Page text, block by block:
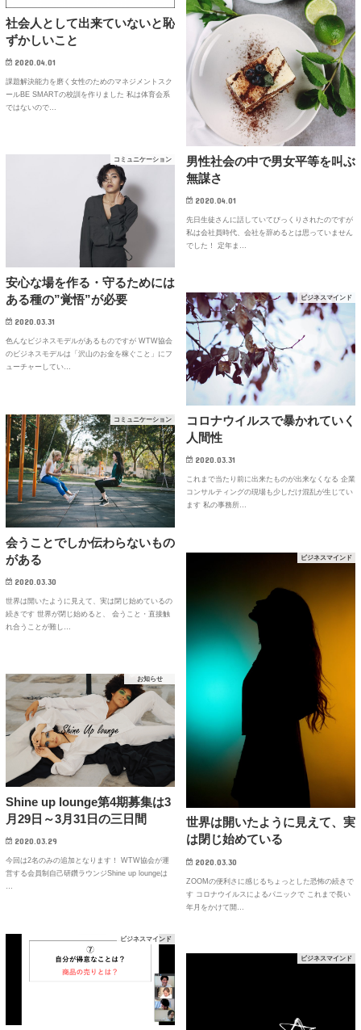
男性社会の中で男女平等を叫ぶ
無謀さ
2020.04.01
先日生徒さんに話していてびっくりされたのですが
私は会社員時代、会社を辞めるとは思っていません
でした！ 定年ま…
社会人として出来ていないと恥
ずかしいこと
2020.04.01
課題解決能力を磨く女性のためのマネジメントスク
ールBE SMARTの校訓を作りました 私は体育会系
ではないので…
コミュニケーション
安心な場を作る・守るためには
ある種の”覚悟”が必要
2020.03.31
色んなビジネスモデルがあるものですが WTW協会
のビジネスモデルは「沢山のお金を稼ぐこと」にフ
ューチャーしてい…
ビジネスマインド
コロナウイルスで暴かれていく
人間性
2020.03.31
これまで当たり前に出来たものが出来なくなる 企業
コンサルティングの現場も少しだけ混乱が生じてい
ます 私の事務所…
コミュニケーション
会うことでしか伝わらないもの
がある
2020.03.30
世界は開いたように見えて、実は閉じ始めているの
続きです 世界が閉じ始めると、 会うこと・直接触
れ合うことが難し…
ビジネスマインド
世界は開いたように見えて、実
は閉じ始めている
2020.03.30
ZOOMの便利さに感じるちょっとした恐怖の続きで
す コロナウイルスによるパニックで これまで長い
年月をかけて開…
お知らせ
Shine up lounge第4期募集は3
月29日～3月31日の三日間
2020.03.29
今回は2名のみの追加となります！ WTW協会が運
営する会員制自己研鑽ラウンジShine up loungeは
…
ビジネスマインド
ビジネスマインド